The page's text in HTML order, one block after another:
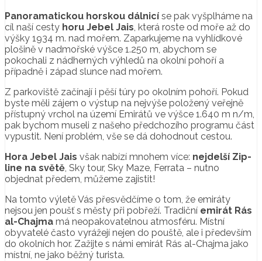
Panoramatickou horskou dálnicí se pak vyšplháme na
cíl naší cesty horu Jebel Jais , která roste od moře až do
výšky 1934 m. nad mořem. Zaparkujeme na vyhlídkové
plošině v nadmořské výšce 1.250 m, abychom se
pokochali z nádherných výhledů na okolní pohoří a
případně i západ slunce nad mořem.
Z parkoviště začínají i pěší túry po okolním pohoří. Pokud
byste měli zájem o výstup na nejvýše položený veřejně
přístupný vrchol na území Emirátů ve výšce 1.640 m n/m,
pak bychom museli z našeho předchozího programu část
vypustit. Není problém, vše se dá dohodnout cestou.
Hora Jebel Jais však nabízí mnohem více: nejdelší Zip-
line na světě , Sky tour, Sky Maze, Ferrata – nutno
objednat předem, můžeme zajistit!
Na tomto výletě Vás přesvědčíme o tom, že emiráty
nejsou jen poušť s městy při pobřeží. Tradiční emirát Rás
al-Chajma má neopakovatelnou atmosféru. Místní
obyvatelé často vyrážejí nejen do pouště, ale i především
do okolních hor. Zažijte s námi emirát Rás al-Chajma jako
místní, ne jako běžný turista.